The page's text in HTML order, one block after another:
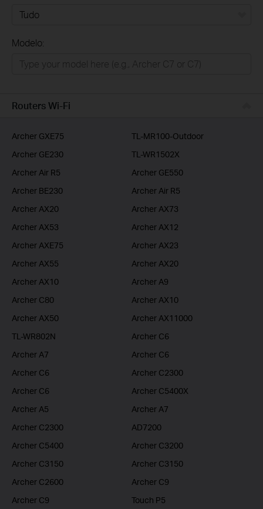
Empresas
Modelo:
Routers Wi-Fi
Archer GXE75
TL-MR100-Outdoor
Archer GE230
TL-WR1502X
Archer Air R5
Archer GE550
Archer BE230
Archer Air R5
Archer AX20
Archer AX73
Archer AX53
Archer AX12
Archer AXE75
Archer AX23
Archer AX55
Archer AX20
Archer AX10
Archer A9
Archer C80
Archer AX10
Archer AX50
Archer AX11000
TL-WR802N
Archer C6
Archer A7
Archer C6
Archer C6
Archer C2300
Archer C6
Archer C5400X
Archer A5
Archer A7
Archer C2300
AD7200
Archer C5400
Archer C3200
Archer C3150
Archer C3150
Archer C2600
Archer C9
Archer C9
Touch P5